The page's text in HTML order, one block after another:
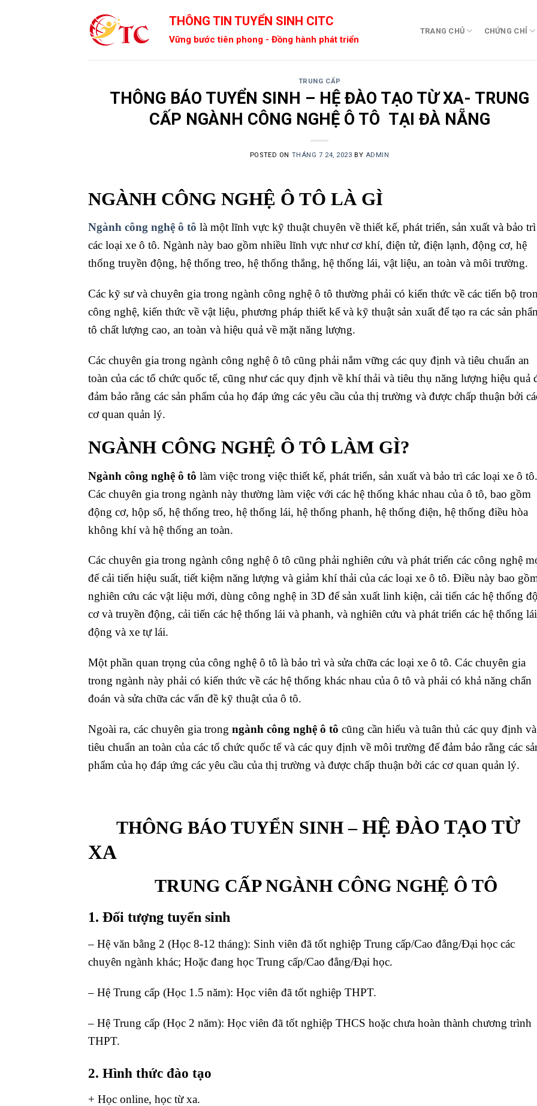
THÔNG TIN TUYỂN SINH CITC
Vững bước tiên phong - Đồng hành phát triển
TRANG CHỦ CHỨNG CHỈ
TRUNG CẤP
THÔNG BÁO TUYỂN SINH – HỆ ĐÀO TẠO TỪ XA- TRUNG
CẤP NGÀNH CÔNG NGHỆ Ô TÔ TẠI ĐÀ NẴNG
POSTED ON THÁNG 7 24, 2023 BY ADMIN
NGÀNH CÔNG NGHỆ Ô TÔ LÀ GÌ
Ngành công nghệ ô tô là một lĩnh vực kỹ thuật chuyên về thiết kế, phát triển, sản xuất và bảo trì
các loại xe ô tô. Ngành này bao gồm nhiều lĩnh vực như cơ khí, điện tử, điện lạnh, động cơ, hệ
thống truyền động, hệ thống treo, hệ thống thắng, hệ thống lái, vật liệu, an toàn và môi trường.
Các kỹ sư và chuyên gia trong ngành công nghệ ô tô thường phải có kiến thức về các tiến bộ
công nghệ, kiến thức về vật liệu, phương pháp thiết kế và kỹ thuật sản xuất để tạo ra các sản
tô chất lượng cao, an toàn và hiệu quả về mặt năng lượng.
Các chuyên gia trong ngành công nghệ ô tô cũng phải nắm vững các quy định và tiêu chuẩn an
toàn của các tổ chức quốc tế, cũng như các quy định về khí thải và tiêu thụ năng lượng hiệu quả
đảm bảo rằng các sản phẩm của họ đáp ứng các yêu cầu của thị trường và được chấp thuận bởi
cơ quan quản lý.
NGÀNH CÔNG NGHỆ Ô TÔ LÀM GÌ?
Ngành công nghệ ô tô làm việc trong việc thiết kế, phát triển, sản xuất và bảo trì các loại xe ô tô.
Các chuyên gia trong ngành này thường làm việc với các hệ thống khác nhau của ô tô, bao gồm
động cơ, hộp số, hệ thống treo, hệ thống lái, hệ thống phanh, hệ thống điện, hệ thống điều hòa
không khí và hệ thống an toàn.
Các chuyên gia trong ngành công nghệ ô tô cũng phải nghiên cứu và phát triển các công nghệ
để cải tiến hiệu suất, tiết kiệm năng lượng và giảm khí thải của các loại xe ô tô. Điều này bao
nghiên cứu các vật liệu mới, dùng công nghệ in 3D để sản xuất linh kiện, cải tiến các hệ thống
cơ và truyền động, cải tiến các hệ thống lái và phanh, và nghiên cứu và phát triển các hệ thống
động và xe tự lái.
Một phần quan trọng của công nghệ ô tô là bảo trì và sửa chữa các loại xe ô tô. Các chuyên gia
trong ngành này phải có kiến thức về các hệ thống khác nhau của ô tô và phải có khả năng chẩn
đoán và sửa chữa các vấn đề kỹ thuật của ô tô.
Ngoài ra, các chuyên gia trong ngành công nghệ ô tô cũng cần hiểu và tuân thủ các quy định và
tiêu chuẩn an toàn của các tổ chức quốc tế và các quy định về môi trường để đảm bảo rằng các
phẩm của họ đáp ứng các yêu cầu của thị trường và được chấp thuận bởi các cơ quan quản lý.
THÔNG BÁO TUYỂN SINH – HỆ ĐÀO TẠO TỪ
XA
TRUNG CẤP NGÀNH CÔNG NGHỆ Ô TÔ
1. Đối tượng tuyển sinh
– Hệ văn bằng 2 (Học 8-12 tháng): Sinh viên đã tốt nghiệp Trung cấp/Cao đẳng/Đại học các
chuyên ngành khác; Hoặc đang học Trung cấp/Cao đẳng/Đại học.
– Hệ Trung cấp (Học 1.5 năm): Học viên đã tốt nghiệp THPT.
– Hệ Trung cấp (Học 2 năm): Học viên đã tốt nghiệp THCS hoặc chưa hoàn thành chương trình
THPT.
2. Hình thức đào tạo
+ Học online, học từ xa.